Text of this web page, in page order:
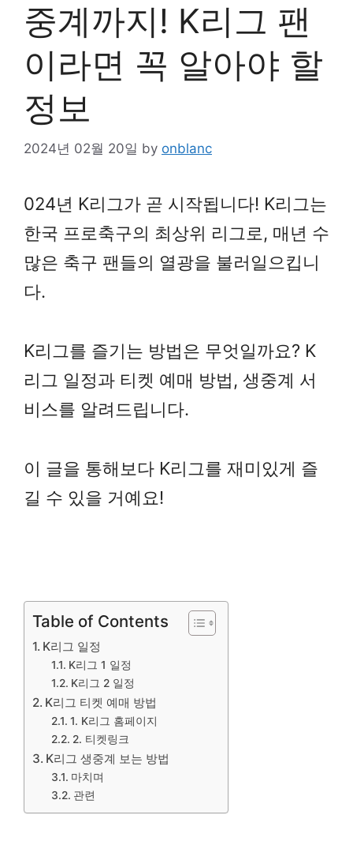
중계까지! K리그 팬
이라면 꼭 알아야 할
정보
2024년 02월 20일 by onblanc
024년 K리그가 곧 시작됩니다! K리그는
한국 프로축구의 최상위 리그로, 매년 수
많은 축구 팬들의 열광을 불러일으킵니
다.
K리그를 즐기는 방법은 무엇일까요? K
리그 일정과 티켓 예매 방법, 생중계 서
비스를 알려드립니다.
이 글을 통해보다 K리그를 재미있게 즐
길 수 있을 거예요!
Table of Contents
K리그 일정
K리그 1 일정
K리그 2 일정
K리그 티켓 예매 방법
1. K리그 홈페이지
2. 티켓링크
K리그 생중계 보는 방법
마치며
관련